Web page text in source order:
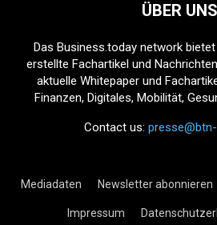
ÜBER UNS
Das Business.today network
erstellte Fachartikel und
aktuelle Whitepaper und
Finanzen, Digitales, Mobilität,
Contact us:
Mediadaten Newsletter abonnieren
Impressum